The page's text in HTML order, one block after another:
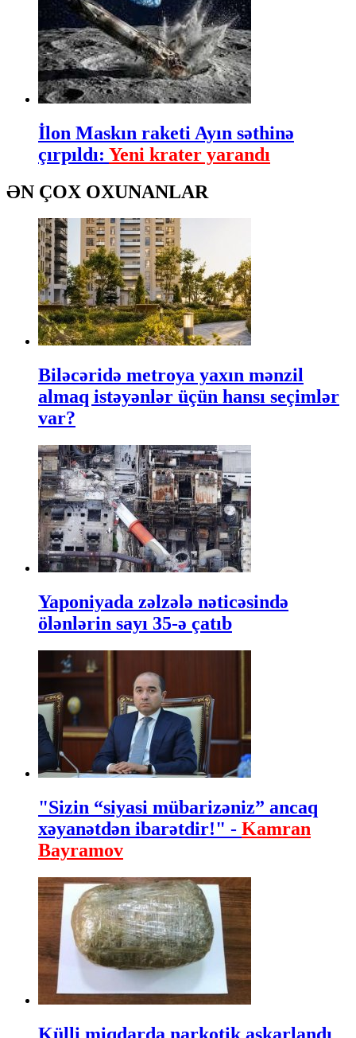
İlon Maskın raketi Ayın səthinə
çırpıldı: Yeni krater yarandı
ƏN ÇOX OXUNANLAR
Biləcəridə metroya yaxın mənzil
almaq istəyənlər üçün hansı seçimlər
var?
Yaponiyada zəlzələ nəticəsində
ölənlərin sayı 35-ə çatıb
"Sizin “siyasi mübarizəniz” ancaq
xəyanətdən ibarətdir!" - Kamran
Bayramov
Külli miqdarda narkotik aşkarlandı